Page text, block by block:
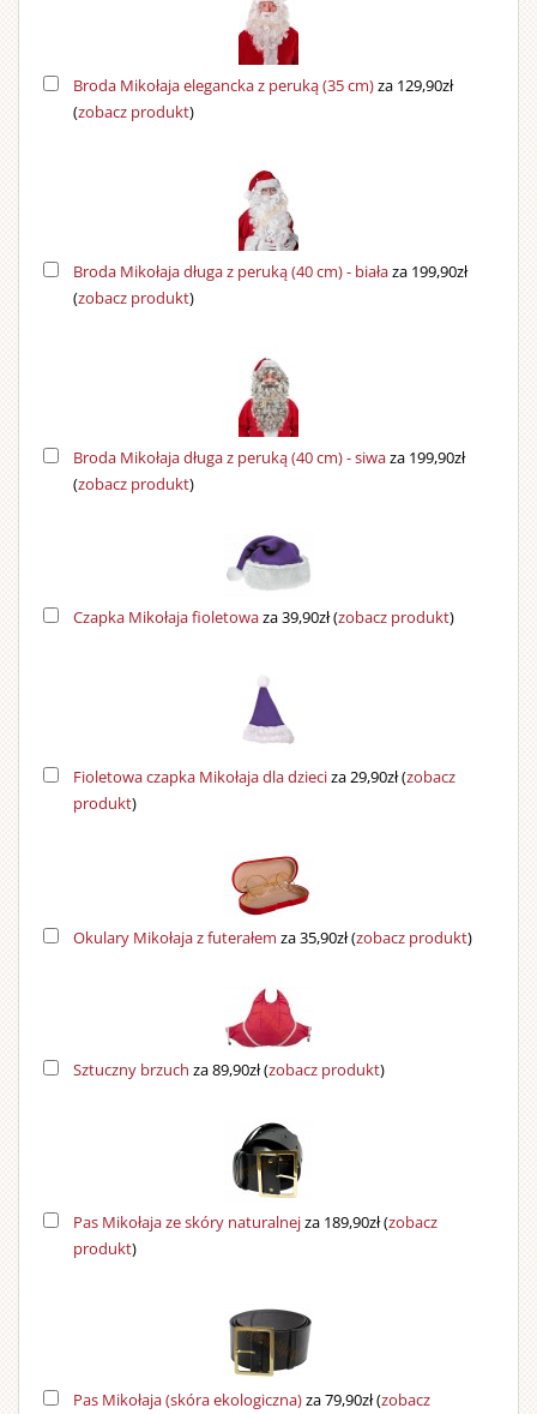
Broda Mikołaja elegancka z peruką (35 cm)za 129,90zł
(zobacz produkt)
Broda Mikołaja długa z peruką (40 cm) - białaza 199,90zł
(zobacz produkt)
Broda Mikołaja długa z peruką (40 cm) - siwaza 199,90zł
(zobacz produkt)
Czapka Mikołaja fioletowaza 39,90zł(zobacz produkt)
Fioletowa czapka Mikołaja dla dzieciza 29,90zł(zobacz
produkt)
Okulary Mikołaja z futerałem za 35,90zł(zobacz produkt)
Sztuczny brzuch za 89,90zł(zobacz produkt)
Pas Mikołaja ze skóry naturalnejza 189,90zł(zobacz
produkt)
Pas Mikołaja (skóra ekologiczna)za 79,90zł(zobacz